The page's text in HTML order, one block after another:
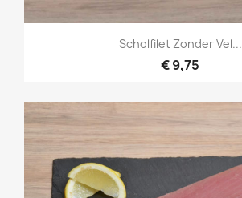
Scholfilet Zonder Vel...
€ 9,75